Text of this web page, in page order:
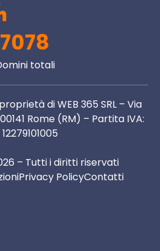
7078
totali
di WEB 365 SRL – Via
Rome (RM) – Partita IVA:
12279101005
– Tutti i diritti riservati
Privacy PolicyContatti